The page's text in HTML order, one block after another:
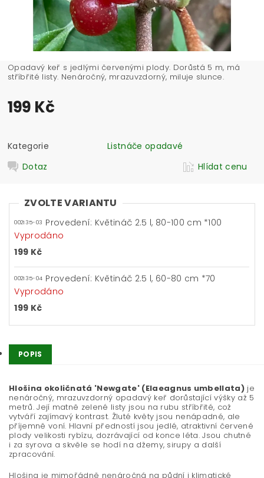
Opadavý keř s jedlými červenými plody. Dorůstá 5 m, má
stříbřité listy. Nenáročný, mrazuvzdorný, miluje slunce.
199 Kč
Kategorie
Listnáče opadavé
Dotaz
Hlídat cenu
ZVOLTE VARIANTU
002135-03 Provedení: Květináč 2.5 l, 80-100 cm *100
Vyprodáno
199 Kč
002135-04 Provedení: Květináč 2.5 l, 60-80 cm *70
Vyprodáno
199 Kč
POPIS
Hlošina okoličnatá 'Newgate' (Elaeagnus umbellata) je
nenáročný, mrazuvzdorný opadavý keř dorůstající výšky až 5
metrů. Její matně zelené listy jsou na rubu stříbřité, což
vytváří zajímavý kontrast. Žluté květy jsou nenápadné, ale
příjemně voní. Hlavní předností jsou jedlé, atraktivní červené
plody velikosti rybízu, dozrávající od konce léta. Jsou chutné
i za syrova a skvěle se hodí na džemy, sirupy a další
zpracování.
Hlošina je mimořádně nenáročná na půdní i klimatické